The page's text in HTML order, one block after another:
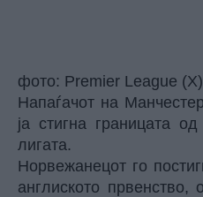
фото: Premier League (X)
Напаѓачот на
ја стигна границата
лигата.
Норвежанецот го
англиското првенство,